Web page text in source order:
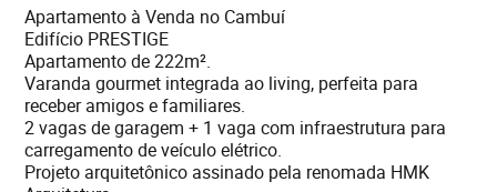
Apartamento à Venda no Cambuí
Edifício PRESTIGE
Apartamento de 222m².
Varanda gourmet integrada ao living, perfeita para
receber amigos e familiares.
2 vagas de garagem + 1 vaga com infraestrutura para
carregamento de veículo elétrico.
Projeto arquitetônico assinado pela renomada HMK